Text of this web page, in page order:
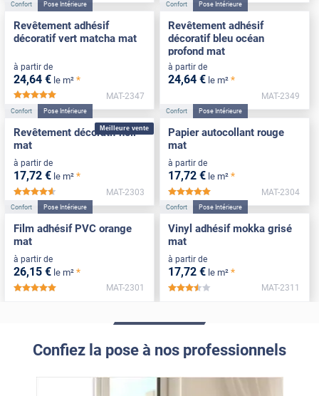
Confort Pose Intérieure
Revêtement adhésif
décoratif vert matcha mat
à partir de
24,64 € le m² *
*****
MAT-2347
Confort Pose Intérieure
Revêtement adhésif
décoratif bleu océan
profond mat
à partir de
24,64 € le m² *
MAT-2349
Meilleure vente
Confort Pose Intérieure
Revêtement décoratif noir
mat
à partir de
17,72 € le m² *
*****
MAT-2303
Confort Pose Intérieure
Papier autocollant rouge
mat
à partir de
17,72 € le m² *
MAT-2304
Confort Pose Intérieure
Film adhésif PVC orange
mat
à partir de
26,15 € le m² *
*****
MAT-2301
Confort Pose Intérieure
Vinyl adhésif mokka grisé
mat
à partir de
17,72 € le m² *
*****
MAT-2311
Confiez la pose à nos professionnels